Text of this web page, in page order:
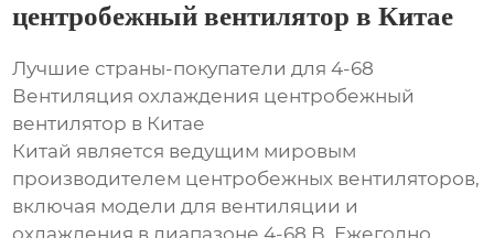
центробежный вентилятор в Китае
Лучшие страны-покупатели для 4-68
Вентиляция охлаждения центробежный
вентилятор в Китае
Китай является ведущим мировым
производителем центробежных вентиляторов,
включая модели для вентиляции и